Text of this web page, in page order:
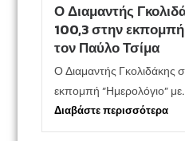
Ο Διαμαντής
100,3 στην εκπομπή
τον Παύλο Τσίμα
Ο Διαμαντής Γκολιδάκης
εκπομπή “Ημερολόγιο”
Διαβάστε περισσότερα